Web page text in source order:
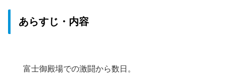
あらすじ・内容
富士御殿場での激闘から数日。